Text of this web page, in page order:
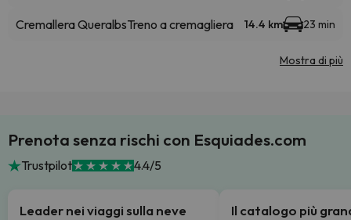
Cremallera QueralbsTreno a cremagliera 14.4 km 23 min
Mostra di più
Prenota senza rischi con Esquiades.com
Trustpilot 4.4/5
Leader nei viaggi sulla neve Il catalogo più